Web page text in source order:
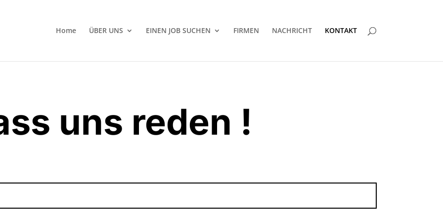
Home ÜBER UNS EINEN JOB SUCHEN FIRMEN NACHRICHT KONTAKT
uns reden !